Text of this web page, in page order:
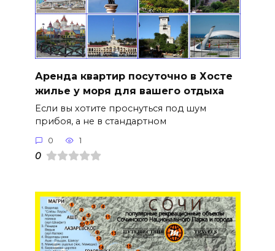
Аренда квартир посуточно в Хосте
жилье у моря для вашего отдыха
Если вы хотите проснуться под шум
прибоя, а не в стандартном
0 1
0